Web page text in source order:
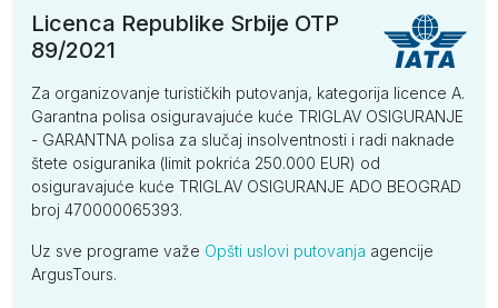
Licenca Republike Srbije OTP
89/2021
Za organizovanje turističkih putovanja, kategorija licence A.
Garantna polisa osiguravajuće kuće TRIGLAV OSIGURANJE
- GARANTNA polisa za slučaj insolventnosti i radi naknade
štete osiguranika (limit pokrića 250.000 EUR) od
osiguravajuće kuće TRIGLAV OSIGURANJE ADO BEOGRAD
broj 470000065393.
Uz sve programe važe Opšti uslovi putovanja agencije
ArgusTours.